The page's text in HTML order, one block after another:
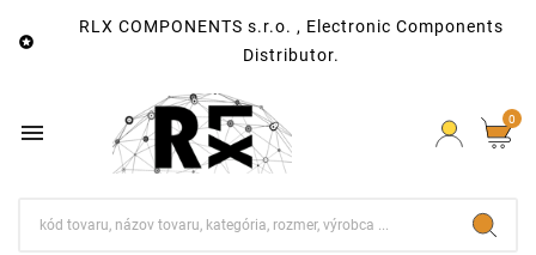

RLX COMPONENTS s.r.o. , Electronic Components
Distributor.
 0